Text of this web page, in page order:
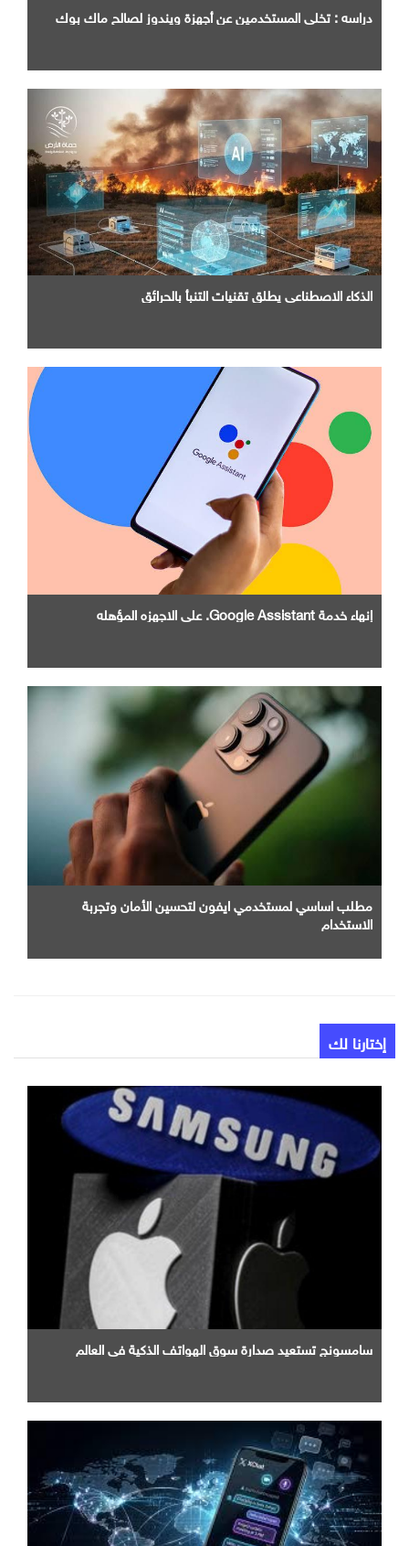
دراسه : تخلي المستخدمين عن أجهزة ويندوز لصالح ماك بوك
الذكاء الاصطناعي يطلق تقنيات التنبأ بالحرائق
إنهاء خدمة Google Assistant. علي الاجهزه المؤهله
مطلب اساسي لمستخدمي ايفون لتحسين الأمان وتجربة
الاستخدام
إختارنا لك
سامسونج تستعيد صدارة سوق الهواتف الذكية في العالم